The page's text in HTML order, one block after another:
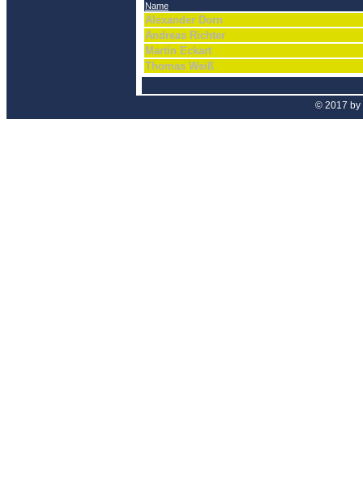
Name
Alexander Dorn
Andreas Richter
Martin Eckart
Thomas Weiß
© 2017 by